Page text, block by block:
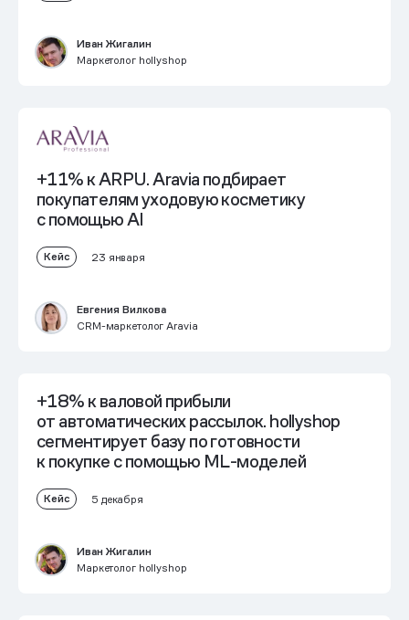
Иван Жигалин
Маркетолог hollyshop
+11% к ARPU.Aravia подбирает
покупателям уходовую косметику
с помощью AI
Кейс 23 января
Евгения Вилкова
CRM-маркетолог Aravia
+18% к валовой прибыли
от автоматических рассылок. hollyshop
сегментирует базу по готовности
к покупке с помощью ML-моделей
Кейс 5 декабря
Иван Жигалин
Маркетолог hollyshop